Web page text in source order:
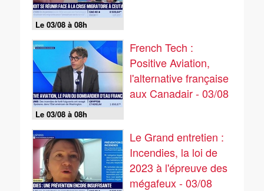
Le 03/08 à 08h
Le 03/08 à 08h
French Tech :
Positive Aviation,
l'alternative française
aux Canadair - 03/08
Le Grand entretien :
Incendies, la loi de
2023 à l'épreuve des
mégafeux - 03/08